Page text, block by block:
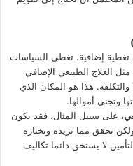
تغطية إضافية. تغطي السياسات
مثل العلاج الطبيعي الإضافي
هذا هو المكان الذي
وتجني أموالها.
، على سبيل المثال، فقد يكون
تحقق مما تريده وتختاره
لا يستحق دائما تكاليف